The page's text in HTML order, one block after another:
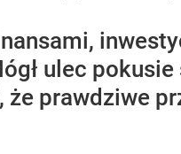
ulec
że prawdziwe